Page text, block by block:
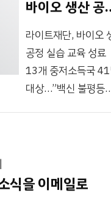
지난 9월 온라인
넷플릭스에 공개된
다큐멘터리...
거친 뒤, SBS
취재진이 수도권에
있는 의약품
제조공장에
들어갑니다. 원본
(대표 성원근, 이하
감염병 대응 연구개
업무 협약을 체결했
기관은 신∙변종 감
중저소득국에서 발
바이오 생산 공
라이트재단, 바이오
공정 실습 교육 성료
13개 중저소득국
대상…”백신 불평등
생산공정 실습교육
(RIGHT’s Vaccine
식을 이메일로